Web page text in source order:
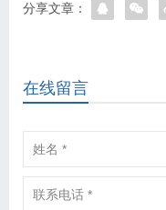
分享文章：
在线留言